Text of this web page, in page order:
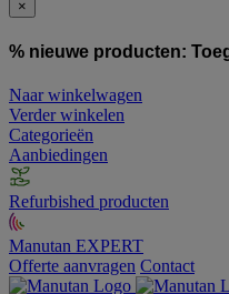
×
% nieuwe producten:
Naar winkelwagen
Verder winkelen
Categorieën
Aanbiedingen
Refurbished producten
Manutan EXPERT
Offerte aanvragen Contact